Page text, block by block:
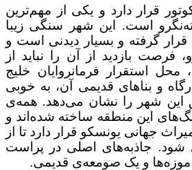
قرار دارد و یکی از مهم‌ترین
است. این شهر سنگی زیبا
گرفته و بسیار دیدنی است و
فرصت بازدید از آن را نباید از
استقرار فرمانروایان خلیج
و بناهای قدیمی آن، به خوبی
این شهر را نشان می‌دهد. همه‌ی
این منطقه ساخته شده‌اند و
جهانی یونسکو قرار دارد تا از
شود. جاذبه‌های اصلی در پراست
موزه‌ها و یک صومعه‌ی قدیمی.